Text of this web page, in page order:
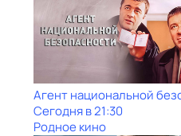
Агент национальной
Сегодня в 21:30
Родное кино